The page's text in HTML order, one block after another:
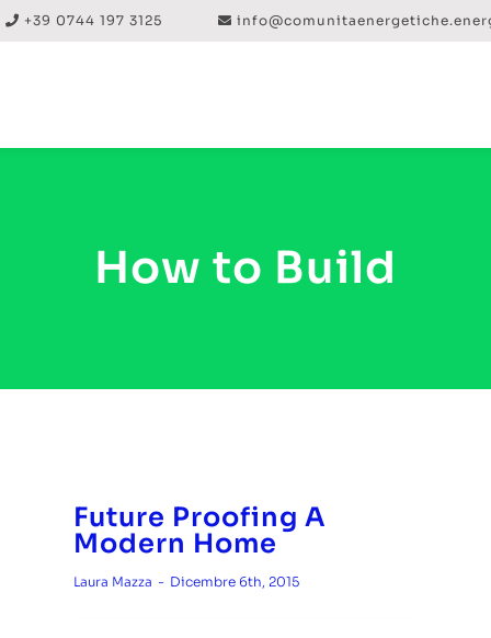
+39 0744 197 3125
How to Build
Future Proofing A
Modern Home
Laura Mazza - Dicembre 6th, 2015